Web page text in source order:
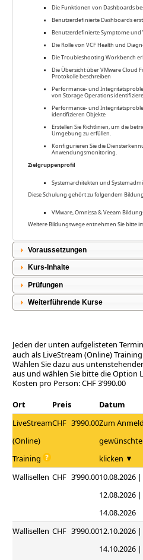
Die Funktionen von Dashboards
Benutzerdefinierte Dashboards
Benutzerdefinierte Symptome
Die Rolle von VCF Health und
Die Troubleshooting Workbench
Die Übersicht über VMware Cloud
Protokolle beschreiben
Performance- und
von Storage Operations
Performance- und
identifizieren Objekte
Erstellen Sie Richtlinien, um die
Umgebung zu erfüllen.
Konfigurieren Sie die
Anwendungsmonitoring.
Zielgruppenprofil
Systemarchitekten und
Diese Schulung gehört zu folgendem
VMware, Omnissa & Veeam
Weitere Bildungswege entnehmen Sie bitte
Voraussetzungen
Kurs-Inhalte
Prüfungen
Weiterführende Kurse
Jeden der unten aufgelisteten
auch als LiveStream (Online)
Wählen Sie dazu aus
aus und wählen Sie bitte die Option
Kosten pro Person: CHF 3’990.00
Ort
Preis
Datum
LiveStream
(Online)
Training
CHF 3’990.00Zum
klicken ▼
Wallisellen CHF 3’990.0010.08.2026
12.08.2026
14.08.2026
Wallisellen CHF 3’990.0012.10.2026
14.10.2026